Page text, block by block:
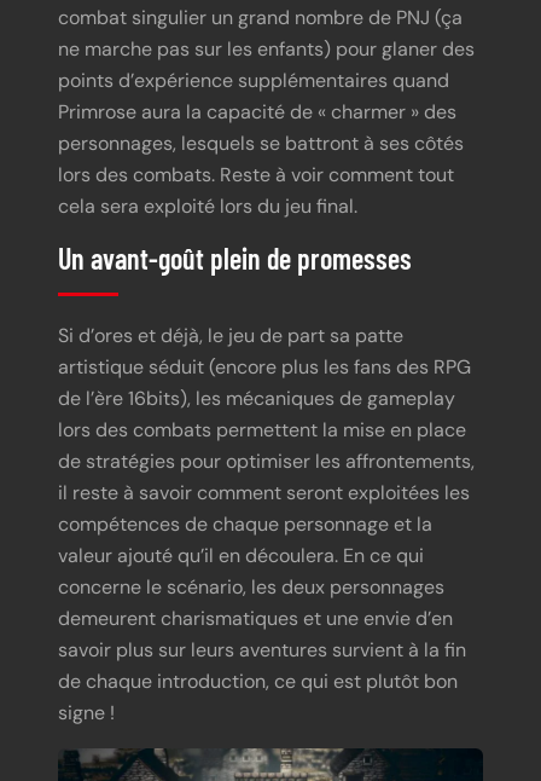
combat singulier un grand nombre de PNJ (ça
ne marche pas sur les enfants) pour glaner des
points d’expérience supplémentaires quand
Primrose aura la capacité de « charmer » des
personnages, lesquels se battront à ses côtés
lors des combats. Reste à voir comment tout
cela sera exploité lors du jeu final.
Un avant-goût plein de promesses
Si d’ores et déjà, le jeu de part sa patte
artistique séduit (encore plus les fans des RPG
de l’ère 16bits), les mécaniques de gameplay
lors des combats permettent la mise en place
de stratégies pour optimiser les affrontements,
il reste à savoir comment seront exploitées les
compétences de chaque personnage et la
valeur ajouté qu’il en découlera. En ce qui
concerne le scénario, les deux personnages
demeurent charismatiques et une envie d’en
savoir plus sur leurs aventures survient à la fin
de chaque introduction, ce qui est plutôt bon
signe !